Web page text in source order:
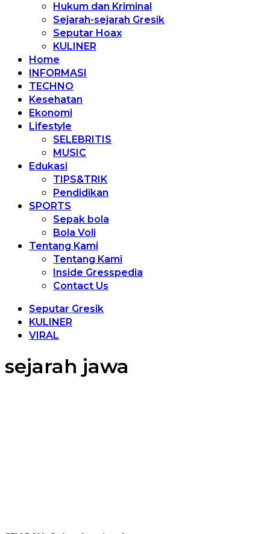
Hukum dan Kriminal
Sejarah-sejarah Gresik
Seputar Hoax
KULINER
Home
INFORMASI
TECHNO
Kesehatan
Ekonomi
Lifestyle
SELEBRITIS
MUSIC
Edukasi
TIPS&TRIK
Pendidikan
SPORTS
Sepak bola
Bola Voli
Tentang Kami
Tentang Kami
Inside Gresspedia
Contact Us
Seputar Gresik
KULINER
VIRAL
sejarah jawa